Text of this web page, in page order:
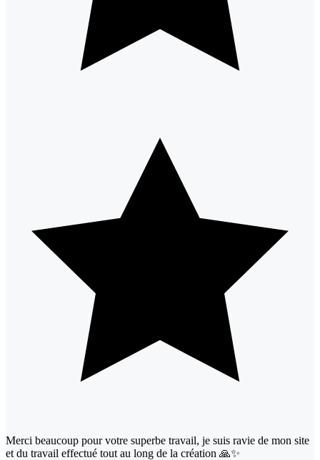
Merci beaucoup pour votre superbe travail, je suis ravie de mon site
et du travail effectué tout au long de la création 🙏✨